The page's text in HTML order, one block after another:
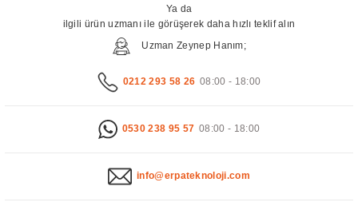
Ya da
ilgili ürün uzmanı ile görüşerek daha hızlı teklif alın
Uzman Zeynep Hanım;
0212 293 58 26 08:00 - 18:00
0530 238 95 57 08:00 - 18:00
info@erpateknoloji.com